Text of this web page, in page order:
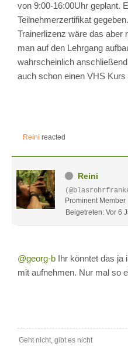
von 9:00-16:00Uhr geplant.
Teilnehmerzertifikat
Trainerlizenz wäre das aber
man auf den Lehrgang
wahrscheinlich
auch schon einen VHS
Reini reacted
Reini
Prominent Member
Beigetreten: Vor 6
@georg-b Ihr könntet das ja
mit aufnehmen. Nur mal so
Geht nicht, gibt es nicht